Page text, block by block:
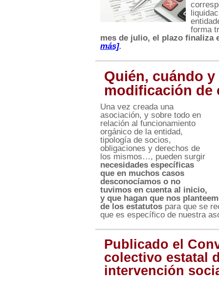
forma
mes de julio, el plazo finaliza
más].
Quién, cuándo
modificación de
Una vez creada una
asociación, y sobre todo en
relación al funcionamiento
orgánico de la entidad,
tipología de socios,
obligaciones y derechos de
los mismos…, pueden surgir
necesidades específicas
que en muchos casos
desconocíamos o no
tuvimos en cuenta al inicio,
y que hagan que nos
de los estatutos para que se
que es específico de nuestra
Publicado el
colectivo estatal
intervención